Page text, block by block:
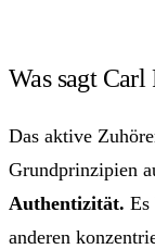
Was sagt Carl
Das aktive
Grundprinzipien
Authentizität. Es
anderen